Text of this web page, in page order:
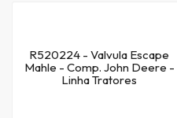
R520224 - Valvula Escape
Mahle - Comp. John Deere -
Linha Tratores